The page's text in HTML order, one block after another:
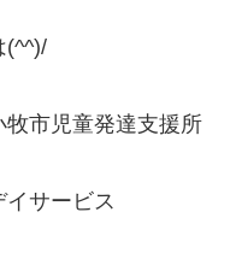
(^^)/
牧市児童発達支援所
イサービス